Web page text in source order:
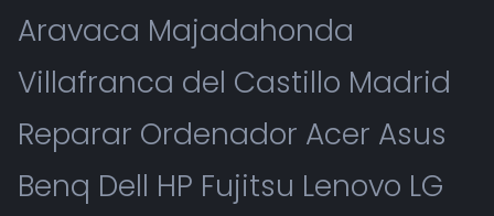
Aravaca Majadahonda
Villafranca del Castillo Madrid
Reparar Ordenador Acer Asus
Benq Dell HP Fujitsu Lenovo LG